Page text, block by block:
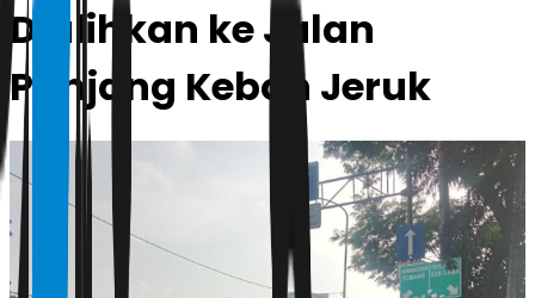
Dialihkan ke Jalan
Panjang Kebon Jeruk